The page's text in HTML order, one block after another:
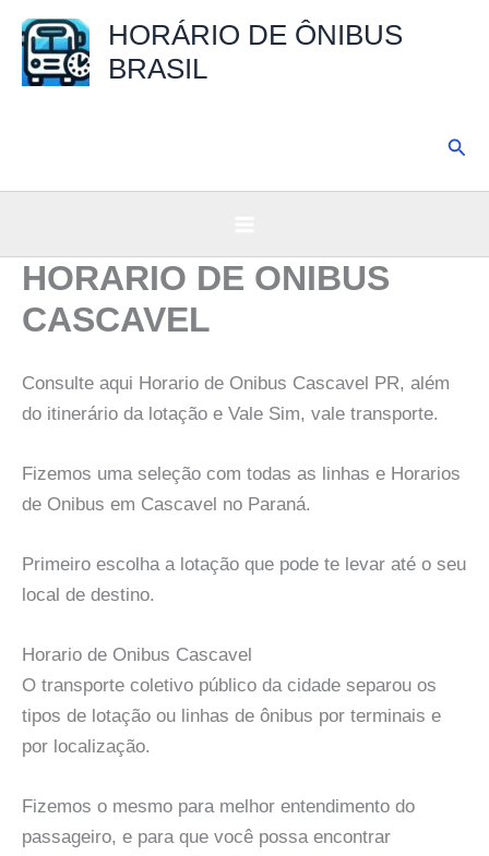
para
HORÁRIO DE ÔNIBUS
BRASIL
HORARIO DE ONIBUS
CASCAVEL
Consulte aqui Horario de Onibus Cascavel PR, além
do itinerário da lotação e Vale Sim, vale transporte.
Fizemos uma seleção com todas as linhas e Horarios
de Onibus em Cascavel no Paraná.
Primeiro escolha a lotação que pode te levar até o seu
local de destino.
Horario de Onibus Cascavel
O transporte coletivo público da cidade separou os
tipos de lotação ou linhas de ônibus por terminais e
por localização.
Fizemos o mesmo para melhor entendimento do
passageiro, e para que você possa encontrar